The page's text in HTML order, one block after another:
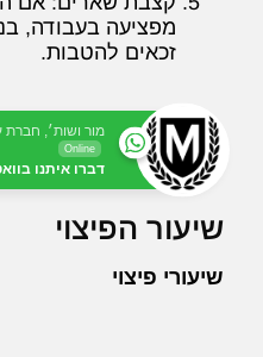
מפציעה בעבודה,
זכאים להטבות.
מור ושות׳, חברת
Online
דברו איתנו
שיעור הפיצוי
שיעורי פיצוי